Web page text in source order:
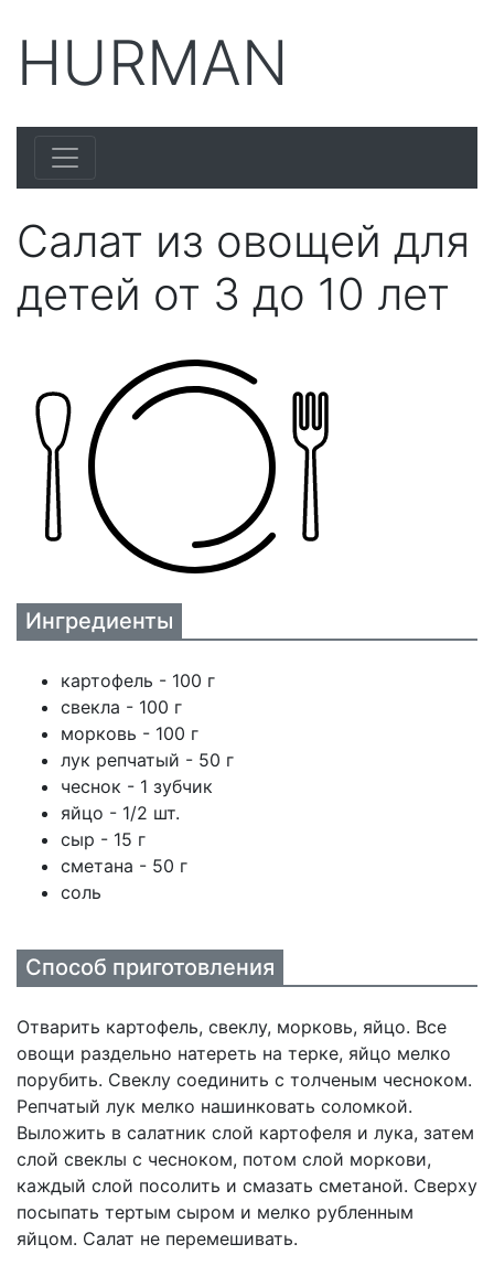
HURMAN
Салат из овощей для
детей от 3 до 10 лет
Ингредиенты
картофель - 100 г
свекла - 100 г
морковь - 100 г
лук репчатый - 50 г
чеснок - 1 зубчик
яйцо - 1/2 шт.
сыр - 15 г
сметана - 50 г
соль
Способ приготовления
Отварить картофель, свеклу, морковь, яйцо. Все
овощи раздельно натереть на терке, яйцо мелко
порубить. Свеклу соединить с толченым чесноком.
Репчатый лук мелко нашинковать соломкой.
Выложить в салатник слой картофеля и лука, затем
слой свеклы с чесноком, потом слой моркови,
каждый слой посолить и смазать сметаной. Сверху
посыпать тертым сыром и мелко рубленным
яйцом. Салат не перемешивать.